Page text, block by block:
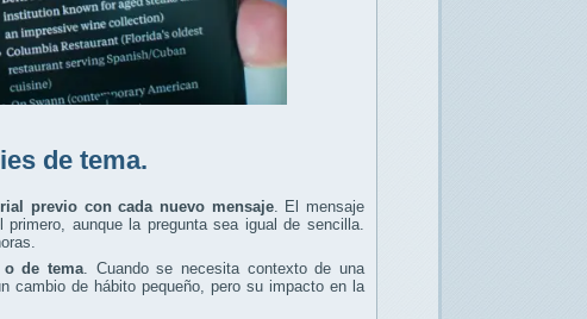
de tema.
previo con cada nuevo mensaje. El mensaje
aunque la pregunta sea igual de sencilla.
de tema. Cuando se necesita contexto de una
cambio de hábito pequeño, pero su impacto en la